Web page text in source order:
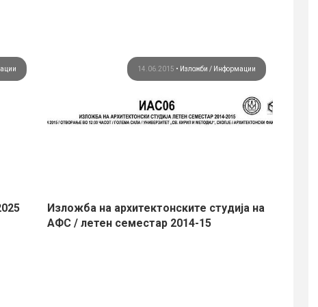
14.06.2015 • Изложби Информации
Изложба на архитектонските студија на
АФС / летен семестар 2014-15